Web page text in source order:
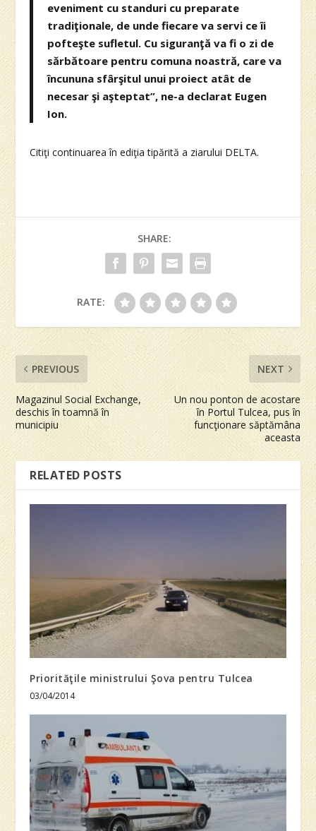
eveniment cu standuri cu preparate
tradiţionale, de unde fiecare va servi ce îi
pofteşte sufletul. Cu siguranţă va fi o zi de
sărbătoare pentru comuna noastră, care va
încununa sfârşitul unui proiect atât de
necesar şi aşteptat”, ne-a declarat Eugen
Ion.
Citiţi continuarea în ediţia tipărită a ziarului DELTA.
SHARE:
RATE:
PREVIOUS
Magazinul Social Exchange,
deschis în toamnă în
municipiu
NEXT
Un nou ponton de acostare
în Portul Tulcea, pus în
funcţionare săptămâna
aceasta
RELATED POSTS
Priorităţile ministrului Şova pentru Tulcea
03/04/2014